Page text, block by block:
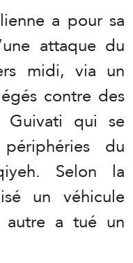
a pour sa
attaque du
midi, via un
contre des
qui se
du
Selon la
un véhicule
a tué un